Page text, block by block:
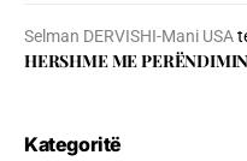
Selman DERVISHI-Mani USA
HERSHME ME PERËNDIMIN
Kategoritë